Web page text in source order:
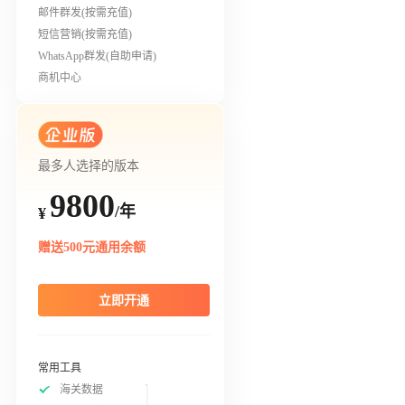
邮件群发(按需充值)
短信营销(按需充值)
WhatsApp群发(自助申请)
商机中心
最多人选择的版本
¥ 9800/年
赠送500元通用余额
立即开通
常用工具
海关数据